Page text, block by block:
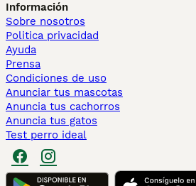
Información
Sobre nosotros
Politica privacidad
Ayuda
Prensa
Condiciones de uso
Anunciar tus mascotas
Anuncia tus cachorros
Anuncia tus gatos
Test perro ideal